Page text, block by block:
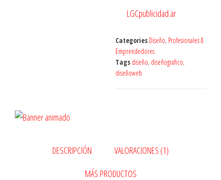
LGCpublicidad.ar
Categories Diseño, Profesionales &
Emprendedores
Tags diseño, diseñografico,
diseñoweb
DESCRIPCIÓN
VALORACIONES (1)
MÁS PRODUCTOS